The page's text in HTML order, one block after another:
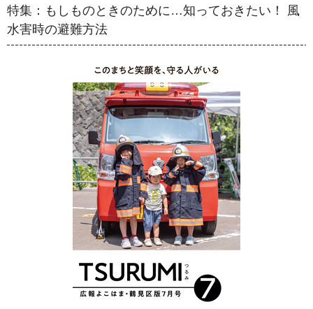
特集：もしものときのために…知っておきたい！ 風
水害時の避難方法